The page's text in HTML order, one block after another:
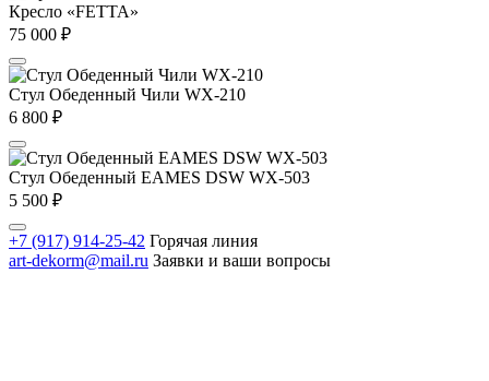
Кресло «FETTA»
75 000 ₽
Стул Обеденный Чили WX-210
6 800 ₽
Стул Обеденный EAMES DSW WX-503
5 500 ₽
+7 (917) 914-25-42 Горячая линия
art-dekorm@mail.ru Заявки и ваши вопросы